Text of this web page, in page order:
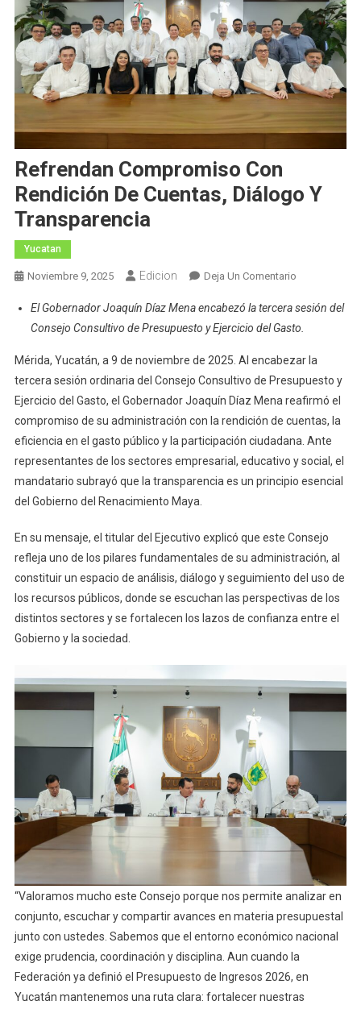
Refrendan Compromiso Con
Rendición De Cuentas, Diálogo Y
Transparencia
Yucatan
Noviembre 9, 2025 Edicion Deja Un ComentarioEn
Compromiso
Con
De
Cuentas,
Diálogo
Y
Transparencia
El Gobernador Joaquín Díaz Mena encabezó la tercera sesión del
Consejo Consultivo de Presupuesto y Ejercicio del Gasto.
Mérida, Yucatán, a 9 de noviembre de 2025. Al encabezar la
tercera sesión ordinaria del Consejo Consultivo de Presupuesto y
Ejercicio del Gasto, el Gobernador Joaquín Díaz Mena reafirmó el
compromiso de su administración con la rendición de cuentas, la
eficiencia en el gasto público y la participación ciudadana. Ante
representantes de los sectores empresarial, educativo y social, el
mandatario subrayó que la transparencia es un principio esencial
del Gobierno del Renacimiento Maya.
En su mensaje, el titular del Ejecutivo explicó que este Consejo
refleja uno de los pilares fundamentales de su administración, al
constituir un espacio de análisis, diálogo y seguimiento del uso de
los recursos públicos, donde se escuchan las perspectivas de los
distintos sectores y se fortalecen los lazos de confianza entre el
Gobierno y la sociedad.
“Valoramos mucho este Consejo porque nos permite analizar en
conjunto, escuchar y compartir avances en materia presupuestal
junto con ustedes. Sabemos que el entorno económico nacional
exige prudencia, coordinación y disciplina. Aun cuando la
Federación ya definió el Presupuesto de Ingresos 2026, en
Yucatán mantenemos una ruta clara: fortalecer nuestras